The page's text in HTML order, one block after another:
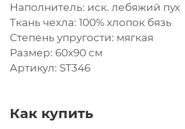
Наполнитель: иск. лебяжий пух
Ткань чехла: 100% хлопок бязь
Степень упругости: мягкая
Размер: 60x90 см
Артикул: ST346
Как купить